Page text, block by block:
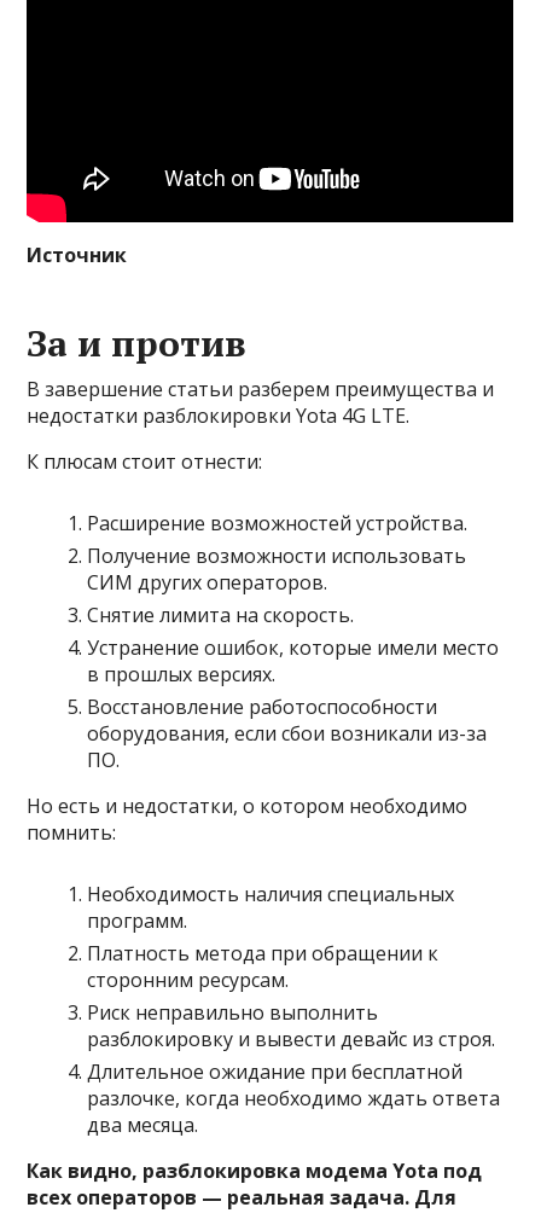
Источник
За и против
В завершение статьи разберем преимущества и
недостатки разблокировки Yota 4G LTE.
К плюсам стоит отнести:
Расширение возможностей устройства.
Получение возможности использовать
СИМ других операторов.
Снятие лимита на скорость.
Устранение ошибок, которые имели место
в прошлых версиях.
Восстановление работоспособности
оборудования, если сбои возникали из-за
ПО.
Но есть и недостатки, о котором необходимо
помнить:
Необходимость наличия специальных
программ.
Платность метода при обращении к
сторонним ресурсам.
Риск неправильно выполнить
разблокировку и вывести девайс из строя.
Длительное ожидание при бесплатной
разлочке, когда необходимо ждать ответа
два месяца.
Как видно, разблокировка модема Yota под
всех операторов — реальная задача. Для